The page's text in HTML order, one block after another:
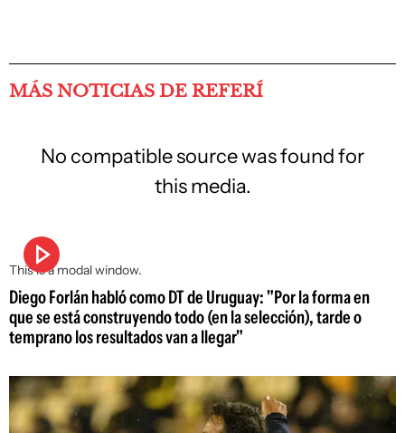
MÁS NOTICIAS DE REFERÍ
This is a modal window.
No compatible source was found for
this media.
Diego Forlán habló como DT de Uruguay: "Por la forma en
que se está construyendo todo (en la selección), tarde o
temprano los resultados van a llegar"